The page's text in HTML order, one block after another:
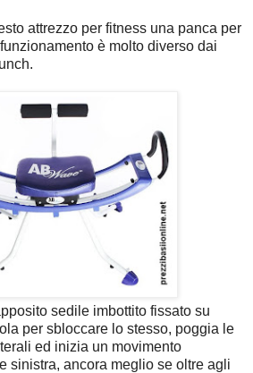
attrezzo per fitness una panca per
è molto diverso dai
sedile imbottito fissato su
per sbloccare lo stesso, poggia le
ed inizia un movimento
sinistra, ancora meglio se oltre agli